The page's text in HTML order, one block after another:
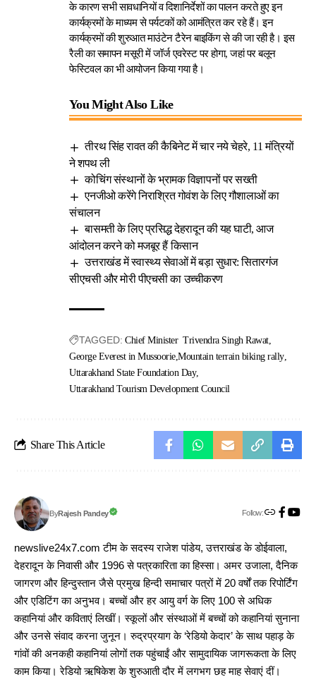
के कारण सभी सावधानियों व दिशानिर्देशों का पालन करते हुए इन
कार्यक्रमों के माध्यम से पर्यटकों को आमंत्रित कर रहे हैं। इन
कार्यक्रमों की शुरुआत माउंटेन टैरेन बाइकिंग से की जा रही है। इस
रैली का समापन मसूरी में जॉर्ज एवरेस्ट पर होगा, जहां पर बलून
फेस्टिवल का भी आयोजन किया गया है।
You Might Also Like
तीरथ सिंह रावत की कैबिनेट में चार नये चेहरे, 11 मंत्रियों
ने शपथ ली
कोचिंग संस्थानों के भ्रामक विज्ञापनों पर सख्ती
एनजीओ करेंगे निराश्रित गोवंश के लिए गौशालाओं का
संचालन
बासमती के लिए प्रसिद्ध देहरादून की यह घाटी, आज
आंदोलन करने को मजबूर हैं किसान
उत्तराखंड में स्वास्थ्य सेवाओं में बड़ा सुधार: सितारगंज
सीएचसी और मोरी पीएचसी का उच्चीकरण
TAGGED: Chief Minister Trivendra Singh Rawat
George Everest in Mussoorie Mountain terrain biking rally
Uttarakhand State Foundation Day
Uttarakhand Tourism Development Council
Share This Article
ByRajesh Pandey Follow:
newslive24x7.com टीम के सदस्य राजेश पांडेय, उत्तराखंड के डोईवाला,
देहरादून के निवासी और 1996 से पत्रकारिता का हिस्सा। अमर उजाला, दैनिक
जागरण और हिन्दुस्तान जैसे प्रमुख हिन्दी समाचार पत्रों में 20 वर्षों तक रिपोर्टिंग
और एडिटिंग का अनुभव। बच्चों और हर आयु वर्ग के लिए 100 से अधिक
कहानियां और कविताएं लिखीं। स्कूलों और संस्थाओं में बच्चों को कहानियां सुनाना
और उनसे संवाद करना जुनून। रुद्रप्रयाग के ‘रेडियो केदार’ के साथ पहाड़ के
गांवों की अनकही कहानियां लोगों तक पहुंचाईं और सामुदायिक जागरूकता के लिए
काम किया। रेडियो ऋषिकेश के शुरुआती दौर में लगभग छह माह सेवाएं दीं।